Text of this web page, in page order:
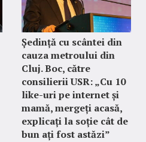
Ședință cu scântei din
cauza metroului din
Cluj. Boc, către
consilierii USR: „Cu 10
like-uri pe internet și
mamă, mergeți acasă,
explicați la soție cât de
bun ați fost astăzi”